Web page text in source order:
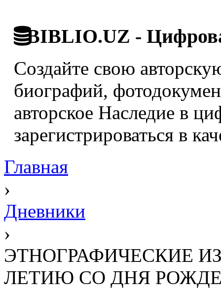
BIBLIO.UZ -
Создайте свою
биографий,
авторское Наследие в
зарегистрироваться в
Главная
›
Дневники
›
ЭТНОГРАФИЧЕСКИЕ
ЛЕТИЮ СО ДНЯ